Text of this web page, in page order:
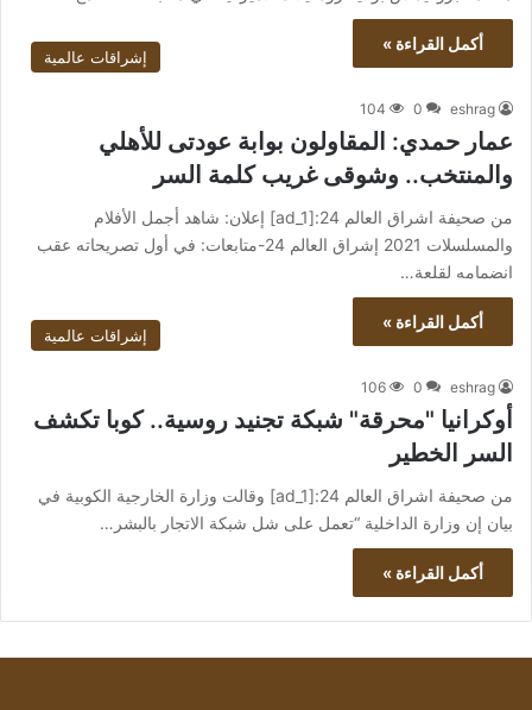
أكمل القراءة »
إشراقات عالمية
eshrag
0
104
عمار حمدي: المقاولون بوابة عودتى للأهلي
والمنتخب.. وشوقى غريب كلمة السر
من صحيفة اشراق العالم 24:[ad_1] إعلان: شاهد أجمل الأفلام
والمسلسلات 2021 إشراق العالم 24-متابعات: في أول تصريحاته عقب
انضمامه لقلعة…
أكمل القراءة »
إشراقات عالمية
eshrag
0
106
أوكرانيا "محرقة" شبكة تجنيد روسية.. كوبا تكشف
السر الخطير
من صحيفة اشراق العالم 24:[ad_1] وقالت وزارة الخارجية الكوبية في
بيان إن وزارة الداخلية “تعمل على شل شبكة الاتجار بالبشر…
أكمل القراءة »